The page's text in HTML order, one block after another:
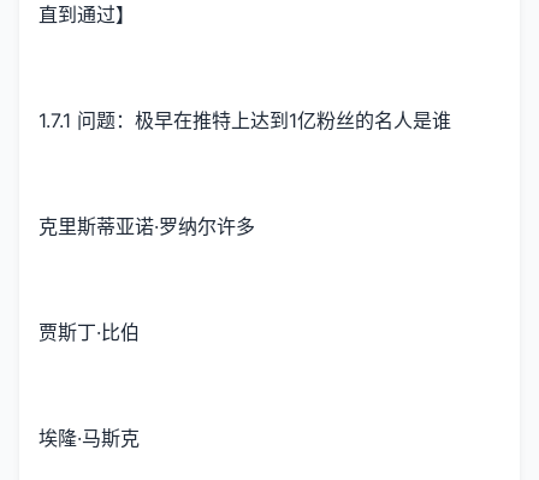
直到通过】
1.7.1 问题：极早在推特上达到1亿粉丝的名人是谁
克里斯蒂亚诺·罗纳尔许多
贾斯丁·比伯
埃隆·马斯克